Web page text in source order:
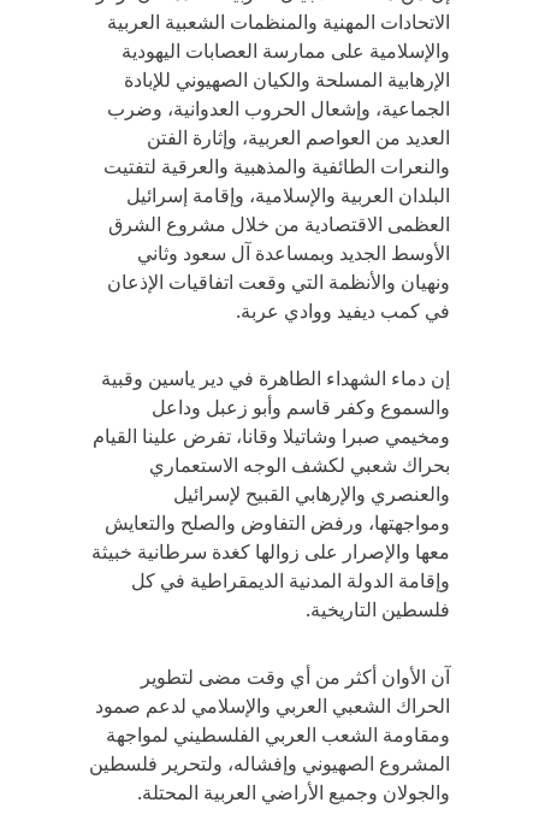
الاتحادات المهنية والمنظمات الشعبية العربية
والإسلامية على ممارسة العصابات اليهودية
الإرهابية المسلحة والكيان الصهيوني للإبادة
الجماعية، وإشعال الحروب العدوانية، وضرب
العديد من العواصم العربية، وإثارة الفتن
والنعرات الطائفية والمذهبية والعرقية لتفتيت
البلدان العربية والإسلامية، وإقامة إسرائيل
العظمى الاقتصادية من خلال مشروع الشرق
الأوسط الجديد وبمساعدة آل سعود وثاني
ونهيان والأنظمة التي وقعت اتفاقيات الإذعان
في كمب ديفيد ووادي عربة.
إن دماء الشهداء الطاهرة في دير ياسين وقبية
والسموع وكفر قاسم وأبو زعبل وداعل
ومخيمي صبرا وشاتيلا وقانا، تفرض علينا القيام
بحراك شعبي لكشف الوجه الاستعماري
والعنصري والإرهابي القبيح لإسرائيل
ومواجهتها، ورفض التفاوض والصلح والتعايش
معها والإصرار على زوالها كغدة سرطانية خبيثة
وإقامة الدولة المدنية الديمقراطية في كل
فلسطين التاريخية.
آن الأوان أكثر من أي وقت مضى لتطوير
الحراك الشعبي العربي والإسلامي لدعم صمود
ومقاومة الشعب العربي الفلسطيني لمواجهة
المشروع الصهيوني وإفشاله، ولتحرير فلسطين
والجولان وجميع الأراضي العربية المحتلة.